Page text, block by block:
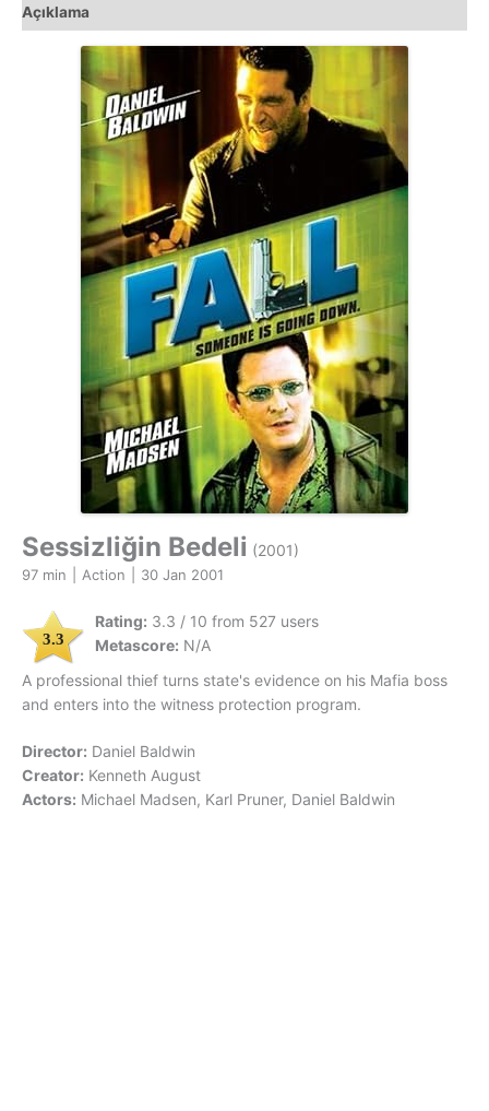
Açıklama
Sessizliğin Bedeli (2001)
97 min Action 30 Jan 2001
3.3
Rating: 3.3 / 10 from 527 users
Metascore: N/A
A professional thief turns state's evidence on his Mafia boss
and enters into the witness protection program.
Director: Daniel Baldwin
Creator: Kenneth August
Actors: Michael Madsen, Karl Pruner, Daniel Baldwin